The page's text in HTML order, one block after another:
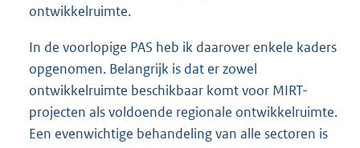
ontwikkelruimte.
In de voorlopige PAS heb ik daarover enkele kaders
opgenomen. Belangrijk is dat er zowel
ontwikkelruimte beschikbaar komt voor MIRT-
projecten als voldoende regionale ontwikkelruimte.
Een evenwichtige behandeling van alle sectoren is